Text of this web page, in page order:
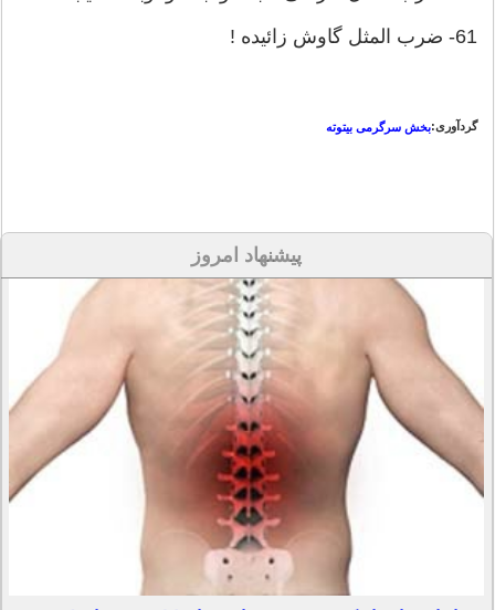
61- ضرب المثل گاوش زائيده !
گردآوری:بخش سرگرمی بیتوته
پیشنهاد امروز